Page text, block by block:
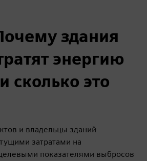
здания
энергию
сколько это
и владельцы зданий
затратами на
показателями выбросов